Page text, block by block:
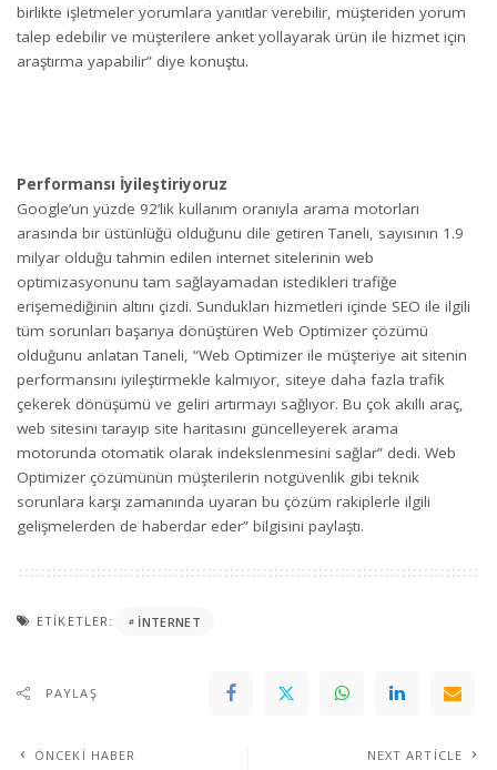
birlikte işletmeler yorumlara yanıtlar verebilir, müşteriden yorum
talep edebilir ve müşterilere anket yollayarak ürün ile hizmet için
araştırma yapabilir” diye konuştu.
Performansı İyileştiriyoruz
Google’un yüzde 92’lik kullanım oranıyla arama motorları
arasında bir üstünlüğü olduğunu dile getiren Taneli, sayısının 1.9
milyar olduğu tahmin edilen internet sitelerinin web
optimizasyonunu tam sağlayamadan istedikleri trafiğe
erişemediğinin altını çizdi. Sundukları hizmetleri içinde SEO ile ilgili
tüm sorunları başarıya dönüştüren Web Optimizer çözümü
olduğunu anlatan Taneli, “Web Optimizer ile müşteriye ait sitenin
performansını iyileştirmekle kalmıyor, siteye daha fazla trafik
çekerek dönüşümü ve geliri artırmayı sağlıyor. Bu çok akıllı araç,
web sitesini tarayıp site haritasını güncelleyerek arama
motorunda otomatik olarak indekslenmesini sağlar” dedi. Web
Optimizer çözümünün müşterilerin notgüvenlik gibi teknik
sorunlara karşı zamanında uyaran bu çözüm rakiplerle ilgili
gelişmelerden de haberdar eder” bilgisini paylaştı.
ETIKETLER: INTERNET
PAYLAŞ
ÖNCEKI HABER NEXT ARTICLE